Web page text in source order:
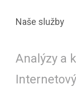
Naše služby
Analýzy a